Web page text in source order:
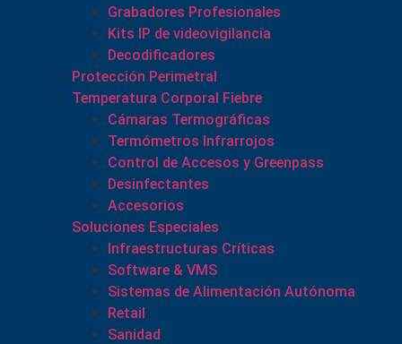
Grabadores Profesionales
Kits IP de videovigilancia
Decodificadores
Protección Perimetral
Temperatura Corporal Fiebre
Cámaras Termográficas
Termómetros Infrarrojos
Control de Accesos y Greenpass
Desinfectantes
Accesorios
Soluciones Especiales
Infraestructuras Críticas
Software & VMS
Sistemas de Alimentación Autónoma
Retail
Sanidad